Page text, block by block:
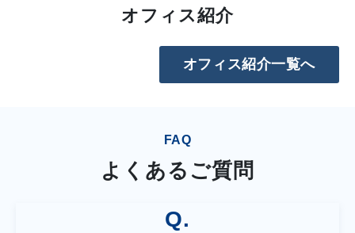
オフィス紹介
オフィス紹介一覧へ
FAQ
よくあるご質問
Q.